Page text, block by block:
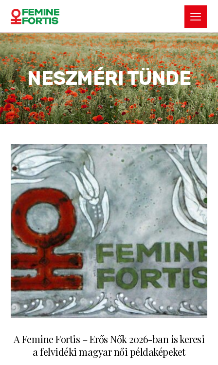
NESZMÉRI TÜNDE
A Femine Fortis – Erős Nők 2026-ban is keresi
a felvidéki magyar női példaképeket